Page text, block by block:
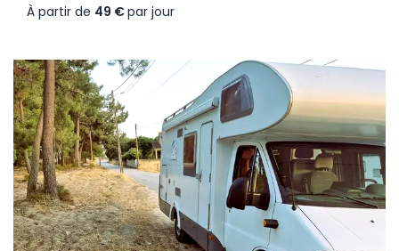
À partir de 49 €par jour